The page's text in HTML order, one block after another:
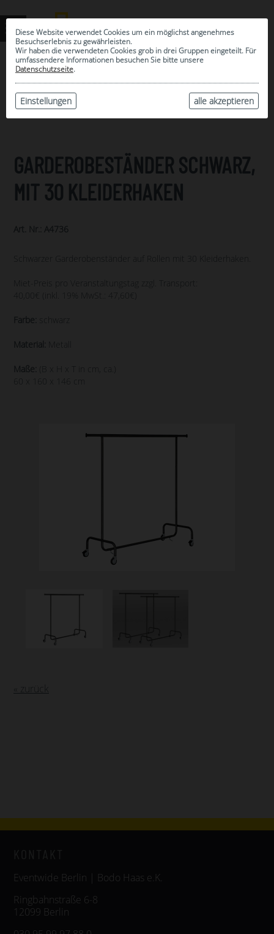
Diese Website verwendet Cookies um ein möglichst angenehmes
Besuchserlebnis zu gewährleisten.
Wir haben die verwendeten Cookies grob in drei Gruppen eingeteilt. Für
umfassendere Informationen besuchen Sie bitte unsere
Datenschutzseite.
alle akzeptieren
Einstellungen
ARCHIV
GARDEROBESTÄNDER SCHWARZ,
MIT 30 KLEIDERHAKEN
Art. Nr.: A4736
Schwarzer Garderobenständer auf Rollen mit 30 Kleiderhaken.
Miet-Preis pro Veranstaltungstag zzgl. Transport:
40,00€ (inkl. 19% MwSt.: 47,60€)
Farbe: schwarz
Material: Metall
Maße:
(B x H x T in cm, ca.)
« zurück
Eventwide Berlin | Bodo Haas e.K.
Ringbahnstraße 6-8
12099 Berlin